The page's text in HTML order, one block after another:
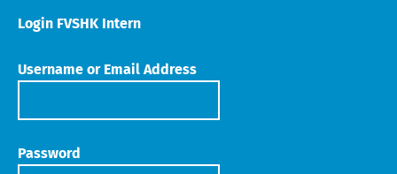
Login FVSHK Intern
Username or Email Address
Password